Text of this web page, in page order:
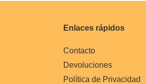
Enlaces rápidos
Contacto
Devoluciones
Política de Privacidad